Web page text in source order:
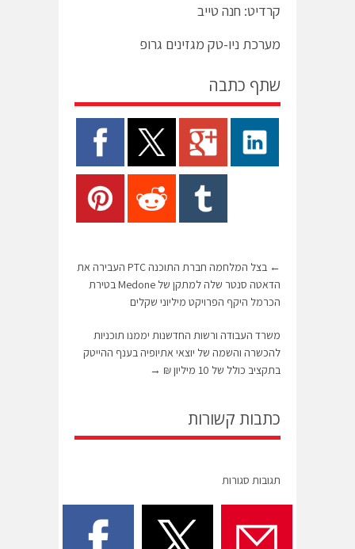
קרדיט: חנה טייב
מערכת ניו-טק מגזינים גרופ
שתף כתבה
←
בצל המלחמה חברת התוכנה PTC העבירה את
הדאטה סנטר שלה למתקן של Medone בטירת
הכרמל היקף הפרויקט מיליוני שקלים
משרד העבודה ורשות החדשנות יממנו תוכניות
להכשרה והשמה של יוצאי אתיופיה בענף ההייטק
בתקציב כולל של 10 מיליון ₪
→
כתבות קשורות
תגובות סגורות